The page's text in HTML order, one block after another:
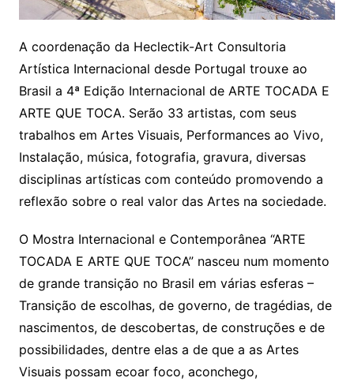
A coordenação da Heclectik-Art Consultoria
Artística Internacional desde Portugal trouxe ao
Brasil a 4ª Edição Internacional de ARTE TOCADA E
ARTE QUE TOCA. Serão 33 artistas, com seus
trabalhos em Artes Visuais, Performances ao Vivo,
Instalação, música, fotografia, gravura, diversas
disciplinas artísticas com conteúdo promovendo a
reflexão sobre o real valor das Artes na sociedade.
O Mostra Internacional e Contemporânea “ARTE
TOCADA E ARTE QUE TOCA” nasceu num momento
de grande transição no Brasil em várias esferas –
Transição de escolhas, de governo, de tragédias, de
nascimentos, de descobertas, de construções e de
possibilidades, dentre elas a de que a as Artes
Visuais possam ecoar foco, aconchego,